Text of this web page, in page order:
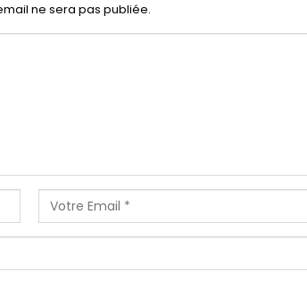
ne sera pas publiée.